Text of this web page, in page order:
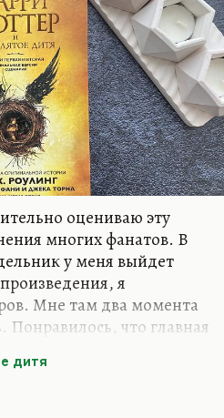
публициста. Он
оцениваю эту
многих фанатов. В
у меня выйдет
я
Мне там два момента
Понравилось, что главная
это за спойлер, это
какие спойлеры?
дитя